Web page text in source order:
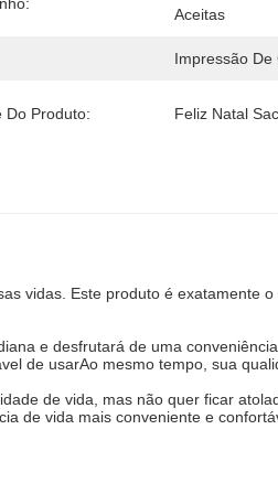
Aceitas
Impressão De
Do Produto: Feliz Natal
vidas. Este produto é exatamente
e desfrutará de uma
de usarAo mesmo tempo, sua
de vida, mas não quer ficar
de vida mais conveniente e